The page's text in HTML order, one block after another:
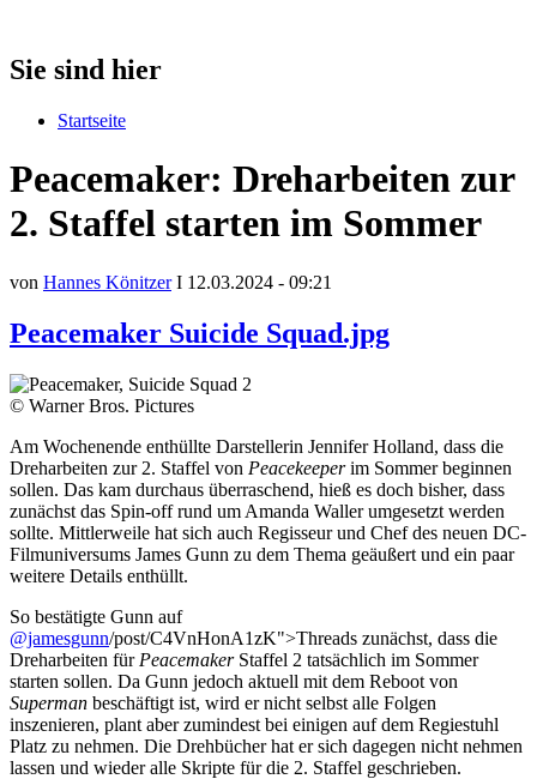
Sie sind hier
Startseite
Peacemaker: Dreharbeiten zur
2. Staffel starten im Sommer
von Hannes KönitzerI 12.03.2024 - 09:21
Peacemaker Suicide Squad.jpg
© Warner Bros. Pictures
Am Wochenende enthüllte Darstellerin Jennifer Holland, dass die
Dreharbeiten zur 2. Staffel von Peacekeeperim Sommer beginnen
sollen. Das kam durchaus überraschend, hieß es doch bisher, dass
zunächst das Spin-off rund um Amanda Waller umgesetzt werden
sollte. Mittlerweile hat sich auch Regisseur und Chef des neuen DC-
Filmuniversums James Gunn zu dem Thema geäußert und ein paar
weitere Details enthüllt.
So bestätigte Gunn auf
@jamesgunn/post/C4VnHonA1zK">Threads zunächst, dass die
Dreharbeiten für PeacemakerStaffel 2 tatsächlich im Sommer
starten sollen. Da Gunn jedoch aktuell mit dem Reboot von
Superman beschäftigt ist, wird er nicht selbst alle Folgen
inszenieren, plant aber zumindest bei einigen auf dem Regiestuhl
Platz zu nehmen. Die Drehbücher hat er sich dagegen nicht nehmen
lassen und wieder alle Skripte für die 2. Staffel geschrieben.